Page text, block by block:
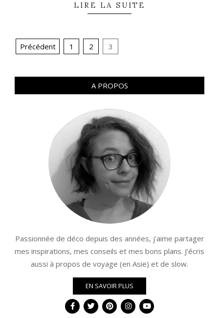
LIRE LA SUITE
Navigation
articles
Précédent 1 2 3
A PROPOS
Passionnée de déco depuis des années, j'aime partager
mes inspirations, mes conseils et mes bons plans. J'écris
aussi à propos de voyage (en Asie) et de slow.
EN SAVOIR PLUS